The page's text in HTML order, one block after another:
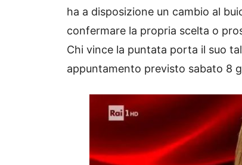
ha a disposizione un cambio al
confermare la propria scelta o
Chi vince la puntata porta il suo
appuntamento previsto sabato 8